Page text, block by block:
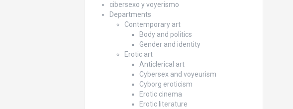
cibersexo y voyerismo
Departments
Contemporary art
Body and politics
Gender and identity
Erotic art
Anticlerical art
Cybersex and voyeurism
Cyborg eroticism
Erotic cinema
Erotic literature